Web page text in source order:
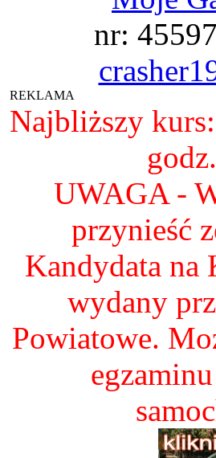
nr:
REKLAMA
Najbliższy
UWAGA -
przynieść
Kandydata
wydany
Powiatowe.